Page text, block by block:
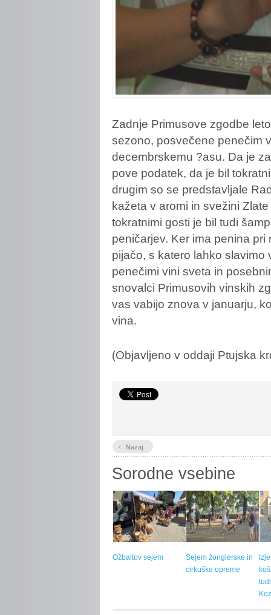
Zadnje Primusove zgodbe
sezono, posvečene penečim
decembrskemu ?asu. Da je
pove podatek, da je bil
drugim so se predstavljale
kažeta v aromi in svežini
tokratnimi gosti je bil tudi
peničarjev. Ker ima penina
pijačo, s katero lahko slavimo
penečimi vini sveta in
snovalci Primusovih vinskih
vas vabijo znova v januarju,
vina.
(Objavljeno v oddaji Ptujska
‹ Nazaj
Sorodne vsebine
Ožbaltov sejem
Sejem žonglerske in
cirkuške opreme